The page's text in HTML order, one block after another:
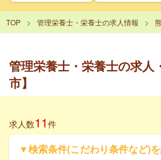
TOP 管理栄養士・栄養士の求人情報
管理栄養士・栄養士の求人
市】
求人数11 件
▼検索条件(こだわり条件など)